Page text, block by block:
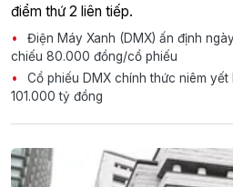
điểm thứ 2 liên tiếp.
Điện Máy Xanh (DMX) ấn định
chiếu 80.000 đồng/cổ phiếu
Cổ phiếu DMX chính thức niêm yết
101.000 tỷ đồng